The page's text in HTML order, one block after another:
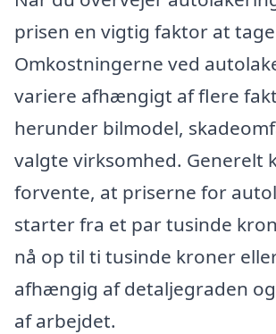
prisen en vigtig faktor at
Omkostningerne ved
variere afhængigt af flere
herunder bilmodel,
valgte virksomhed. Generelt
forvente, at priserne for
starter fra et par tusinde
nå op til ti tusinde kroner
afhængig af detaljegraden
af arbejdet.